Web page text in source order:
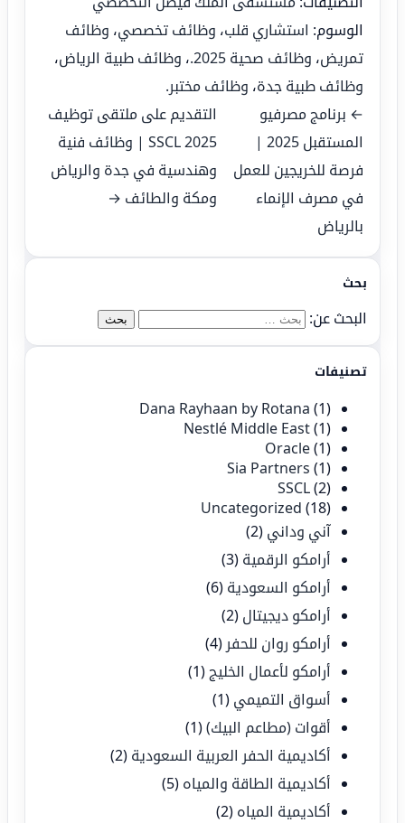
بحث
البحث عن:
تصنيفات
Dana Rayhaan by Rotana (1)
Nestlé Middle East(1)
Oracle(1)
Sia Partners (1)
SSCL(2)
Uncategorized (18)
آني وداني (2)
أرامكو الرقمية (3)
أرامكو السعودية (6)
أرامكو ديجيتال (2)
أرامكو روان للحفر (4)
أرامكو لأعمال الخليج (1)
أسواق التميمي (1)
أقوات (مطاعم البيك)(1)
أكاديمية الحفر العربية السعودية (2)
أكاديمية الطاقة والمياه (5)
أكاديمية المياه (2)
الوسوم: استشاري قلب، وظائف تخصصي، وظائف
تمريض، وظائف صحية 2025. ، وظائف طبية الرياض،
وظائف طبية جدة، وظائف مختبر.
← برنامج مصرفيو
المستقبل 2025 |
فرصة للخريجين للعمل
في مصرف الإنماء
بالرياض
التقديم على ملتقى توظيف
SSCL 2025 | وظائف فنية
وهندسية في جدة والرياض
ومكة والطائف →